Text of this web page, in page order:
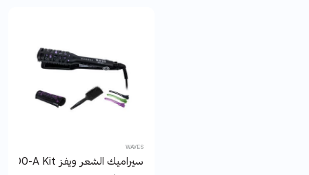
WAVES
سيراميك الشعر ويفز WA3300-A Kit